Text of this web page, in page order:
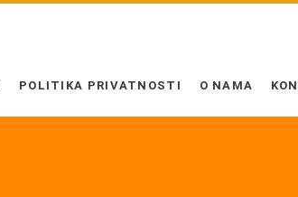
POLITIKA PRIVATNOSTI O NAMA